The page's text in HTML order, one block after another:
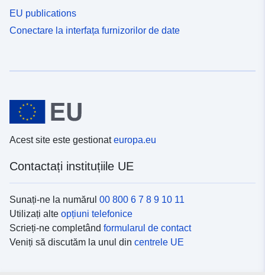
EU publications
Conectare la interfața furnizorilor de date
Acest site este gestionateuropa.eu
Contactați instituțiile UE
Sunați-ne la numărul 00 800 6 7 8 9 10 11
Utilizați alte opțiuni telefonice
Scrieți-ne completând formularul de contact
Veniți să discutăm la unul din centrele UE